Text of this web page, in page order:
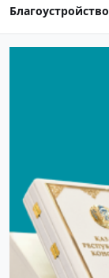
Благоустройство